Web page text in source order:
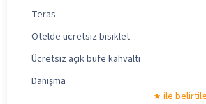
Teras
Otelde ücretsiz bisiklet
Ücretsiz açık büfe kahvaltı
Danışma
ile